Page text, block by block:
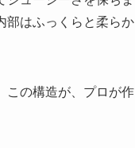
部はふっくらと柔らか
この構造が、プロが作